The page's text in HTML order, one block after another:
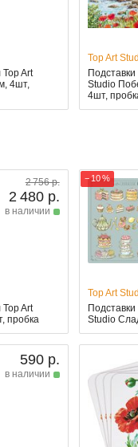
Top Art
4шт,
Top Art
Studio
4шт,
2 756 р.
2 480 р.
в наличии
Top Art
пробка
− 10 %
Top Art
Studio
590 р.
в наличии